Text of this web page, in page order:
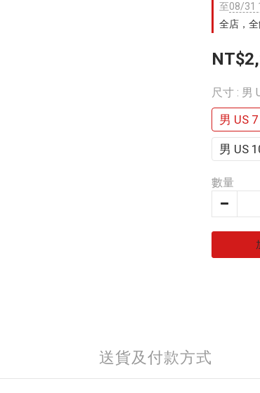
至08/31
全店，
尺寸 : 男
男 US
男 US
數量
送貨及付款方式